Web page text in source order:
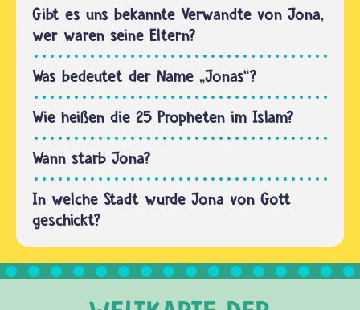
wollte
und…
über
Jona
endet
schon
vor
seinem
Tod.
Allerdings
wurde
der…
Gibt es uns bekannte Verwandte von Jona,
wer waren seine Eltern?
Was bedeutet der Name „Jonas“?
Wie heißen die 25 Propheten im Islam?
Wann starb Jona?
In welche Stadt wurde Jona von Gott
geschickt?